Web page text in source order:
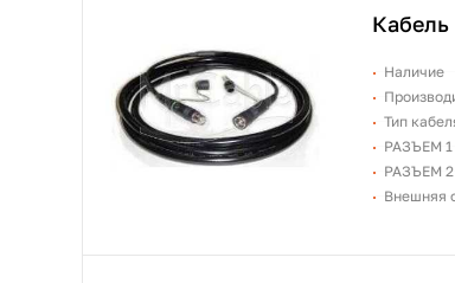
Кабель
Наличие
Тип
РАЗЪЕМ 1
РАЗЪЕМ 2
Внешняя